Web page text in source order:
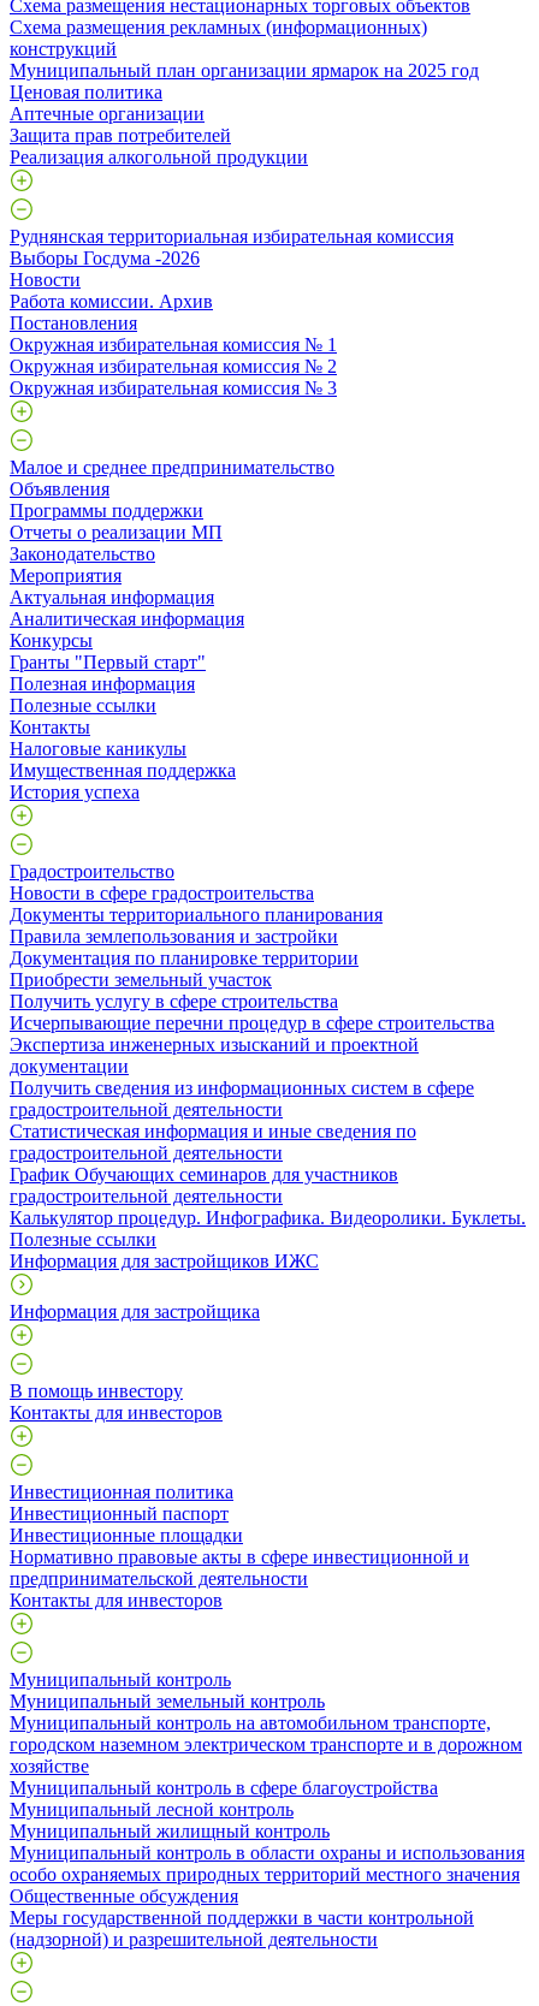
Схема размещения нестационарных торговых объектов
Схема размещения рекламных (информационных)
конструкций
Муниципальный план организации ярмарок на 2025 год
Ценовая политика
Аптечные организации
Защита прав потребителей
Реализация алкогольной продукции
Руднянская территориальная избирательная комиссия
Выборы Госдума -2026
Новости
Работа комиссии. Архив
Постановления
Окружная избирательная комиссия № 1
Окружная избирательная комиссия № 2
Окружная избирательная комиссия № 3
Малое и среднее предпринимательство
Объявления
Программы поддержки
Отчеты о реализации МП
Законодательство
Мероприятия
Актуальная информация
Аналитическая информация
Конкурсы
Гранты "Первый старт"
Полезная информация
Полезные ссылки
Контакты
Налоговые каникулы
Имущественная поддержка
История успеха
Градостроительство
Новости в сфере градостроительства
Документы территориального планирования
Правила землепользования и застройки
Документация по планировке территории
Приобрести земельный участок
Получить услугу в сфере строительства
Исчерпывающие перечни процедур в сфере строительства
Экспертиза инженерных изысканий и проектной
документации
Получить сведения из информационных систем в сфере
градостроительной деятельности
Статистическая информация и иные сведения по
градостроительной деятельности
График Обучающих семинаров для участников
градостроительной деятельности
Калькулятор процедур. Инфографика. Видеоролики. Буклеты.
Полезные ссылки
Информация для застройщиков ИЖС
Информация для застройщика
В помощь инвестору
Контакты для инвесторов
Инвестиционная политика
Инвестиционный паспорт
Инвестиционные площадки
Нормативно правовые акты в сфере инвестиционной и
предпринимательской деятельности
Контакты для инвесторов
Муниципальный контроль
Муниципальный земельный контроль
Муниципальный контроль на автомобильном транспорте,
городском наземном электрическом транспорте и в дорожном
хозяйстве
Муниципальный контроль в сфере благоустройства
Муниципальный лесной контроль
Муниципальный жилищный контроль
Муниципальный контроль в области охраны и использования
особо охраняемых природных территорий местного значения
Общественные обсуждения
Меры государственной поддержки в части контрольной
(надзорной) и разрешительной деятельности